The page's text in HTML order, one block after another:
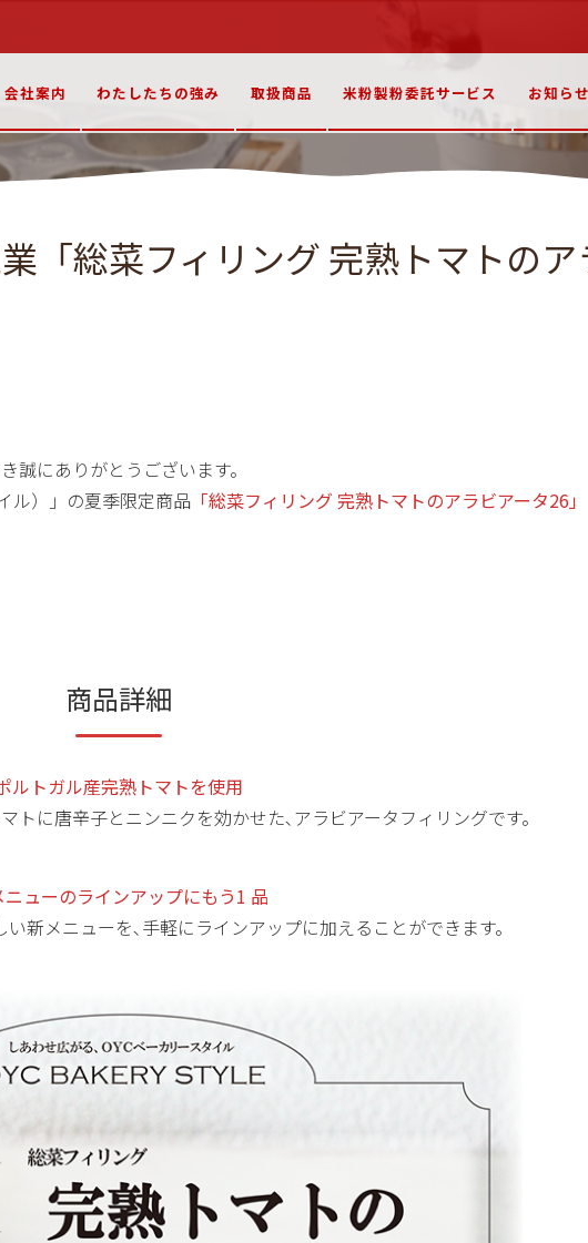
会社案内 わたしたちの強み 取扱商品 米粉製粉委託サービス お知らせ
「総菜フィリング 完熟トマトの
にありがとうございます。
ル）」の夏季限定商品 「総菜フィリング 完熟トマトのアラビアータ26」
商品詳細
ルトガル産完熟トマトを使用
トに唐辛子とニンニクを効かせた､アラビアータフィリングです。
ニューのラインアップにもう1 品
新メニューを､手軽にラインアップに加えることができます。